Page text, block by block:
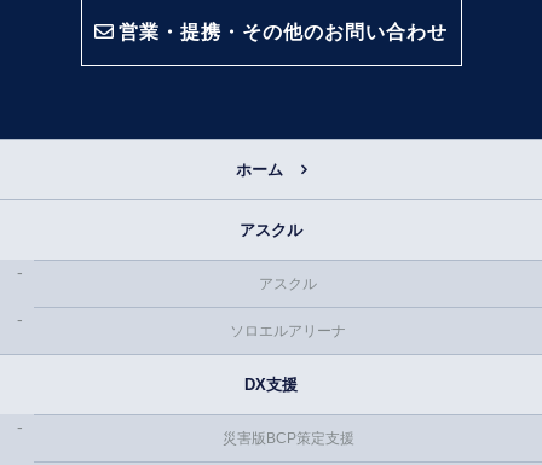
営業・提携・その他のお問い合わせ
ホーム
アスクル
アスクル
ソロエルアリーナ
DX支援
災害版BCP策定支援